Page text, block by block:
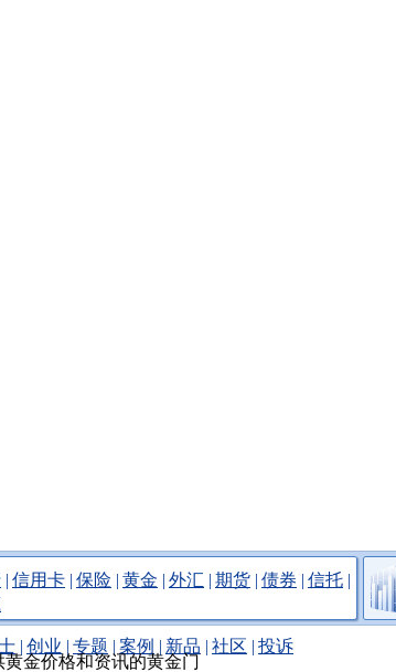
| 信用卡 | 保险 | 黄金 | 外汇 | 期货 | 债券 | 信托 |
| 创业 | 专题 | 案例 | 新品 | 社区 | 投诉
金价格和资讯的黄金门